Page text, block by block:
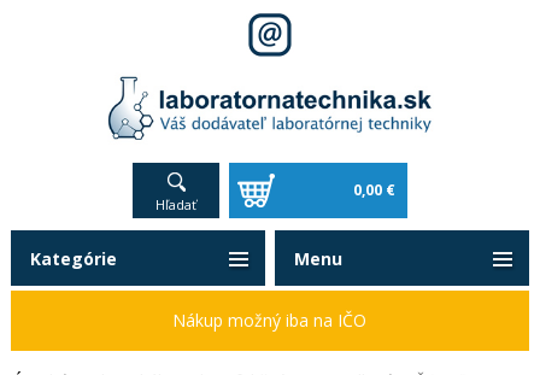
Hľadať
0,00 €
Kategórie
Nákup možný iba na IČO
Menu